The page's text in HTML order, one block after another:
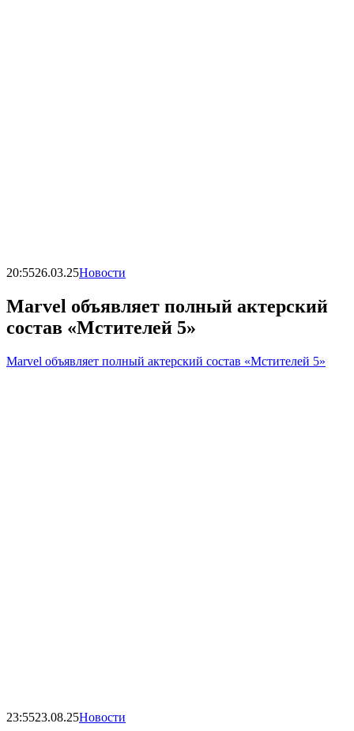
20:5526.03.25Новости
Marvel объявляет полный актерский
состав «Мстителей 5»
Marvel объявляет полный актерский состав «Мстителей 5»
23:5523.08.25Новости